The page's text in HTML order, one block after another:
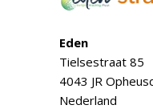
Eden
Tielsestraat 85
4043 JR
Nederland